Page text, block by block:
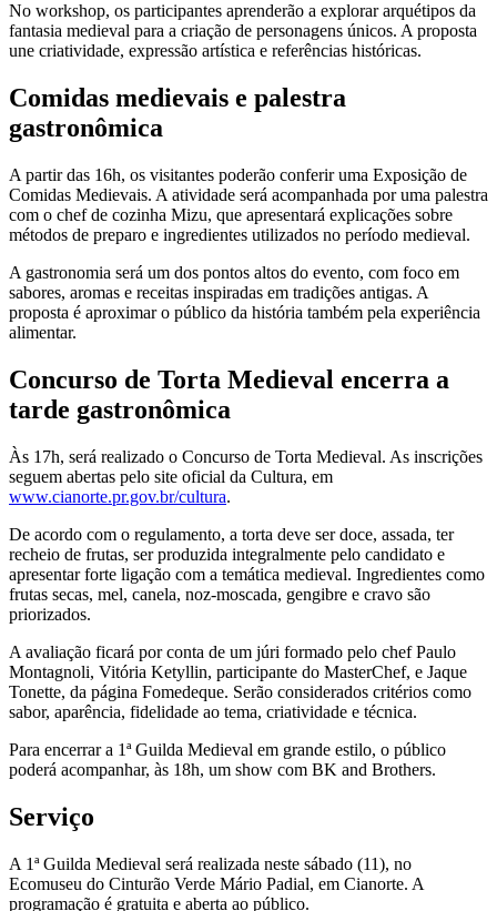
No workshop, os participantes aprenderão a explorar arquétipos da
fantasia medieval para a criação de personagens únicos. A proposta
une criatividade, expressão artística e referências históricas.
Comidas medievais e palestra
gastronômica
A partir das 16h, os visitantes poderão conferir uma Exposição de
Comidas Medievais. A atividade será acompanhada por uma palestra
com o chef de cozinha Mizu, que apresentará explicações sobre
métodos de preparo e ingredientes utilizados no período medieval.
A gastronomia será um dos pontos altos do evento, com foco em
sabores, aromas e receitas inspiradas em tradições antigas. A
proposta é aproximar o público da história também pela experiência
alimentar.
Concurso de Torta Medieval encerra a
tarde gastronômica
Às 17h, será realizado o Concurso de Torta Medieval. As inscrições
seguem abertas pelo site oficial da Cultura, em
www.cianorte.pr.gov.br/cultura.
De acordo com o regulamento, a torta deve ser doce, assada, ter
recheio de frutas, ser produzida integralmente pelo candidato e
apresentar forte ligação com a temática medieval. Ingredientes como
frutas secas, mel, canela, noz-moscada, gengibre e cravo são
priorizados.
A avaliação ficará por conta de um júri formado pelo chef Paulo
Montagnoli, Vitória Ketyllin, participante do MasterChef, e Jaque
Tonette, da página Fomedeque. Serão considerados critérios como
sabor, aparência, fidelidade ao tema, criatividade e técnica.
Para encerrar a 1ª Guilda Medieval em grande estilo, o público
poderá acompanhar, às 18h, um show com BK and Brothers.
Serviço
A 1ª Guilda Medieval será realizada neste sábado (11), no
Ecomuseu do Cinturão Verde Mário Padial, em Cianorte. A
programação é gratuita e aberta ao público.